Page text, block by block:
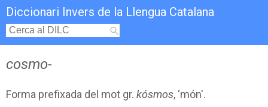
Diccionari Invers de la Llengua Catalana
cosmo-
Forma prefixada del mot gr. kósmos, ‘món'.